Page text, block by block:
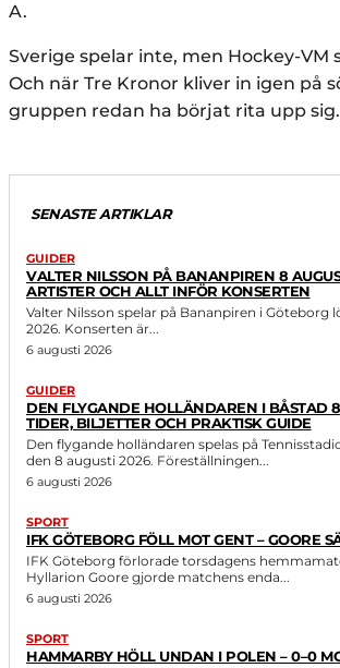
A.
Sverige spelar inte, men Hockey-VM
Och när Tre Kronor kliver in igen på
gruppen redan ha börjat rita upp sig.
SENASTE ARTIKLAR
GUIDER
VALTER NILSSON PÅ BANANPIREN 8
ARTISTER OCH ALLT INFÖR KONSERTEN
Valter Nilsson spelar på Bananpiren i Göteborg
2026. Konserten är...
6 augusti 2026
GUIDER
DEN FLYGANDE HOLLÄNDAREN I BÅSTAD
TIDER, BILJETTER OCH PRAKTISK GUIDE
Den flygande holländaren spelas på
den 8 augusti 2026. Föreställningen...
6 augusti 2026
SPORT
IFK GÖTEBORG FÖLL MOT GENT – GOORE
IFK Göteborg förlorade torsdagens
Hyllarion Goore gjorde matchens enda...
6 augusti 2026
SPORT
HAMMARBY HÖLL UNDAN I POLEN – 0–0